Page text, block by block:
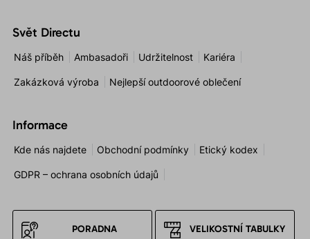
Svět Directu
Náš příběh Ambasadoři Udržitelnost Kariéra
Zakázková výroba Nejlepší outdoorové oblečení
Informace
Kde nás najdete Obchodní podmínky Etický kodex
GDPR – ochrana osobních údajů
PORADNA VELIKOSTNÍ TABULKY